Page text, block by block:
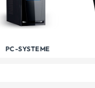
PC-SYSTEME